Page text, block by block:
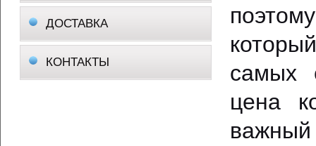
ДОСТАВКА
КОНТАКТЫ
самых
цена